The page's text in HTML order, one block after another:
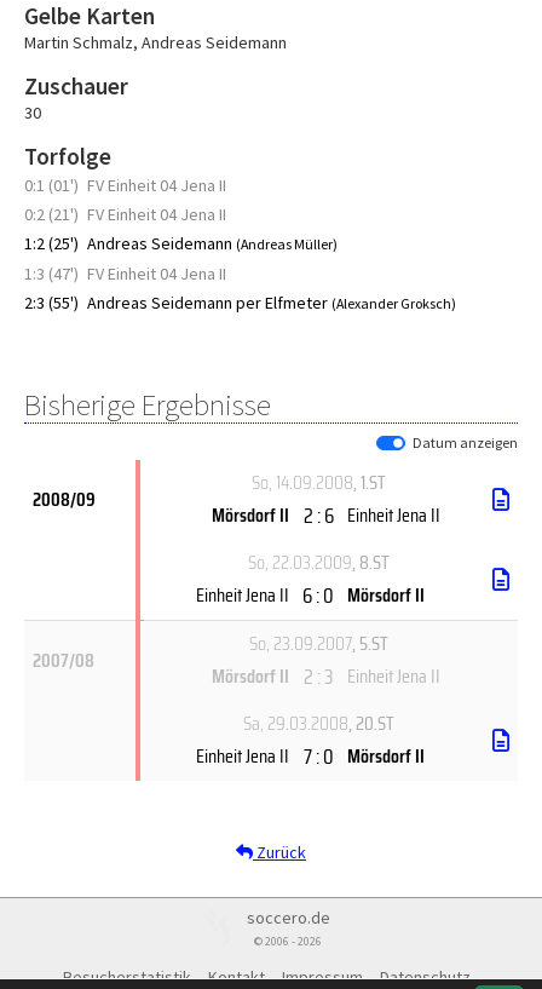
Gelbe Karten
Martin Schmalz, Andreas Seidemann
Zuschauer
30
Torfolge
0:1 (01') FV Einheit 04 Jena II
0:2 (21') FV Einheit 04 Jena II
1:2 (25') Andreas Seidemann (Andreas Müller)
1:3 (47') FV Einheit 04 Jena II
2:3 (55') Andreas Seidemann per Elfmeter (Alexander Groksch)
Bisherige Ergebnisse
Datum anzeigen
2008/09
So, 14.09.2008, 1.ST
Mörsdorf II 2 : 6 Einheit Jena II
So, 22.03.2009, 8.ST
Einheit Jena II 6 : 0 Mörsdorf II
2007/08
So, 23.09.2007, 5.ST
Mörsdorf II 2 : 3 Einheit Jena II
Sa, 29.03.2008, 20.ST
Einheit Jena II 7 : 0 Mörsdorf II
Zurück
soccero.de
© 2006 - 2026
Besucherstatistik Kontakt Impressum Datenschutz